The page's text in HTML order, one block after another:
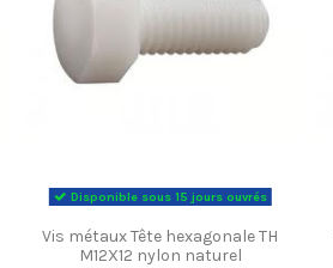
Disponible sous 15 jours ouvrés
Vis métaux Tête hexagonale TH
M12X12 nylon naturel